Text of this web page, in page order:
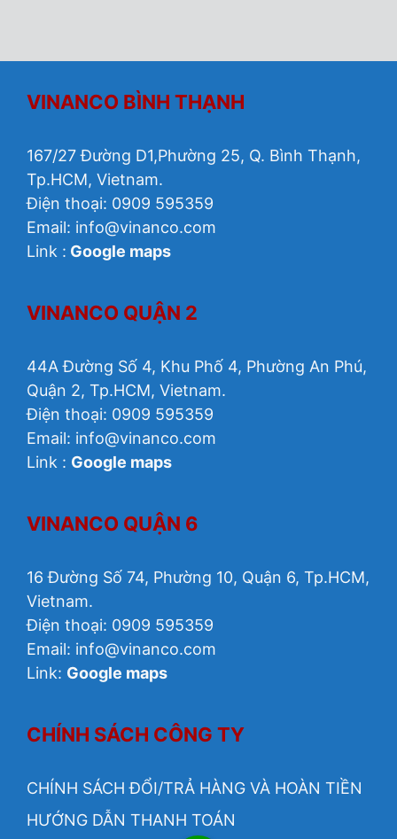
VINANCO BÌNH THẠNH
167/27 Đường D1,Phường 25, Q. Bình Thạnh,
Tp.HCM, Vietnam.
Điện thoại: 0909 595359
Email: info@vinanco.com
Link : Google maps
VINANCO QUẬN 2
44A Đường Số 4, Khu Phố 4, Phường An Phú,
Quận 2, Tp.HCM, Vietnam.
Điện thoại: 0909 595359
Email: info@vinanco.com
Link : Google maps
VINANCO QUẬN 6
16 Đường Số 74, Phường 10, Quận 6, Tp.HCM,
Vietnam.
Điện thoại: 0909 595359
Email: info@vinanco.com
Link: Google maps
CHÍNH SÁCH CÔNG TY
CHÍNH SÁCH ĐỔI/TRẢ HÀNG VÀ HOÀN TIỀN
HƯỚNG DẪN THANH TOÁN